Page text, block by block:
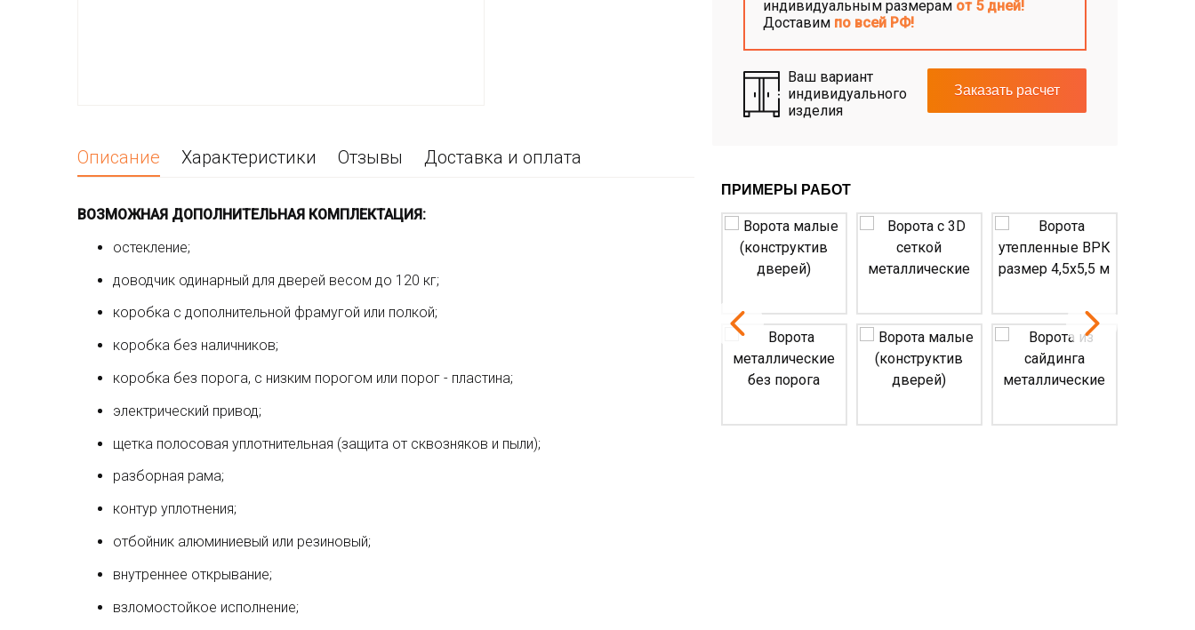
Описание Характеристики Отзывы Доставка и оплата
ВОЗМОЖНАЯ ДОПОЛНИТЕЛЬНАЯ КОМПЛЕКТАЦИЯ:
остекление;
доводчик одинарный для дверей весом до 120 кг;
коробка с дополнительной фрамугой или полкой;
коробка без наличников;
коробка без порога, с низким порогом или порог - пластина;
электрический привод;
щетка полосовая уплотнительная (защита от сквозняков и пыли);
разборная рама;
контур уплотнения;
отбойник алюминиевый или резиновый;
внутреннее открывание;
взломостойкое исполнение;
индивидуальным размерам от 5 дней!
Доставим по всей РФ!
Ваш вариант
индивидуального
изделия
Заказать расчет
ПРИМЕРЫ РАБОТ